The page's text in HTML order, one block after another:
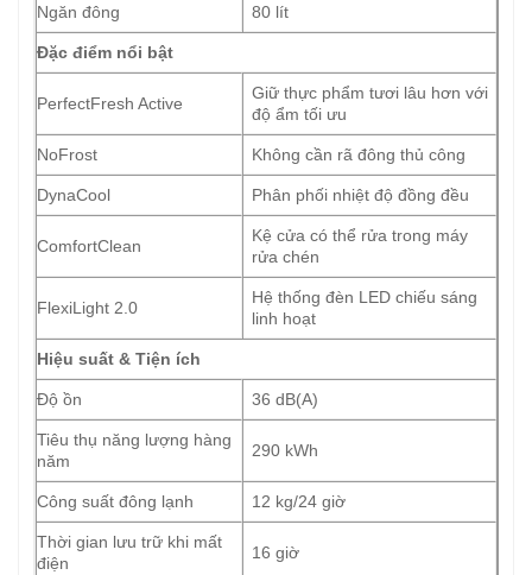
Ngăn đông 80 lít
Đặc điểm nổi bật
PerfectFresh Active
Giữ thực phẩm tươi lâu hơn với
độ ẩm tối ưu
NoFrost Không cần rã đông thủ công
DynaCool Phân phối nhiệt độ đồng đều
ComfortClean
Kệ cửa có thể rửa trong máy
rửa chén
FlexiLight 2.0
Hệ thống đèn LED chiếu sáng
linh hoạt
Hiệu suất & Tiện ích
Độ ồn 36 dB(A)
Tiêu thụ năng lượng hàng
năm
290 kWh
Công suất đông lạnh 12 kg/24 giờ
Thời gian lưu trữ khi mất
điện
16 giờ